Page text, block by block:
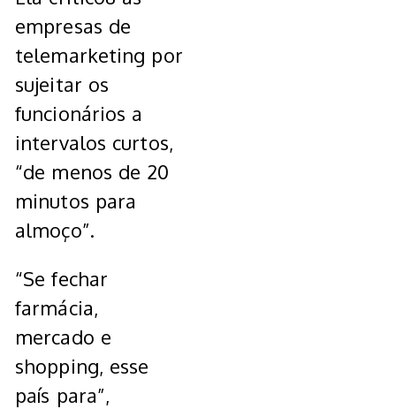
empresas de
telemarketing por
sujeitar os
funcionários a
intervalos curtos,
“de menos de 20
minutos para
almoço”.
“Se fechar
farmácia,
mercado e
shopping, esse
país para”,